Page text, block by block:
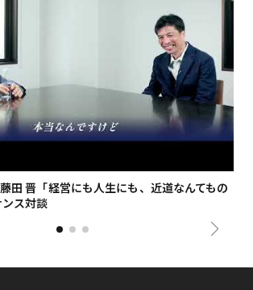
藤田 晋「経営にも人生にも、近道なんてもの
ス対談